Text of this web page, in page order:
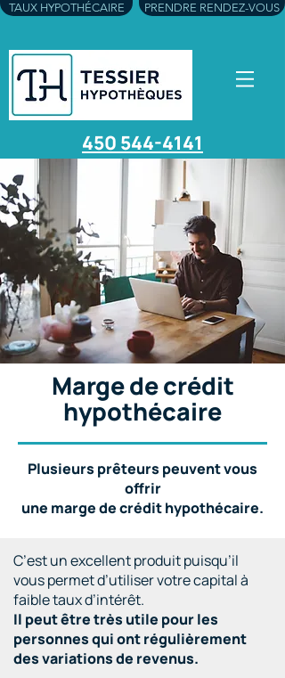
TAUX HYPOTHÉCAIRE PRENDRE RENDEZ-VOUS
450 544-4141
Marge de crédit
hypothécaire
Plusieurs prêteurs peuvent vous
offrir
une marge de crédit hypothécaire.
C’est un excellent produit puisqu’il
vous permet d’utiliser votre capital à
faible taux d’intérêt.
Il peut être très utile pour les
personnes qui ont régulièrement
des variations de revenus.